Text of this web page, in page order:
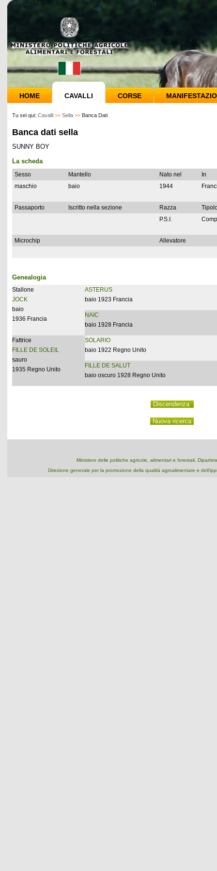
HOME CAVALLI CORSE
Tu sei qui: Cavalli >> Sella >> Banca Dati
Banca dati sella
SUNNY BOY
La scheda
Sesso Mantello Nato nel
In
maschio
baio 1944
Passaporto Iscritto nella sezione Razza
P.S.I.
Microchip Allevatore
Genealogia
Stallone
JOCK
baio
1936 Francia
ASTERUS
baio 1923 Francia
NAIC
baio 1928 Francia
Fattrice
FILLE DE SOLEIL
sauro
1935 Regno Unito
SOLARIO
baio 1922 Regno Unito
FILLE DE SALUT
baio oscuro 1928 Regno Unito
Ministero delle politiche agricole, alimentari e forestali,
Direzione generale per la promozione della qualità agroalimentare e